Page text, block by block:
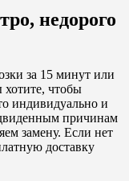
недорого
за 15 минут или
хотите, чтобы
индивидуально и
причинам
замену. Если нет
доставку